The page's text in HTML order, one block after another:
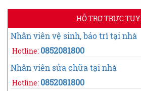
HỖ TRỢ TRỰC
Nhân viên vệ sinh, bảo trì tại nhà
Hotline: 0852081800
Nhân viên sửa chữa tại nhà
Hotline: 0852081800